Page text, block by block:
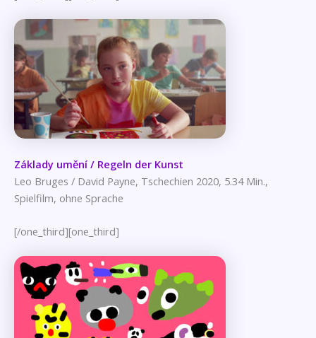
Základy umění / Regeln der Kunst
Leo Bruges / David Payne, Tschechien 2020, 5.34 Min.,
Spielfilm, ohne Sprache
[/one_third][one_third]